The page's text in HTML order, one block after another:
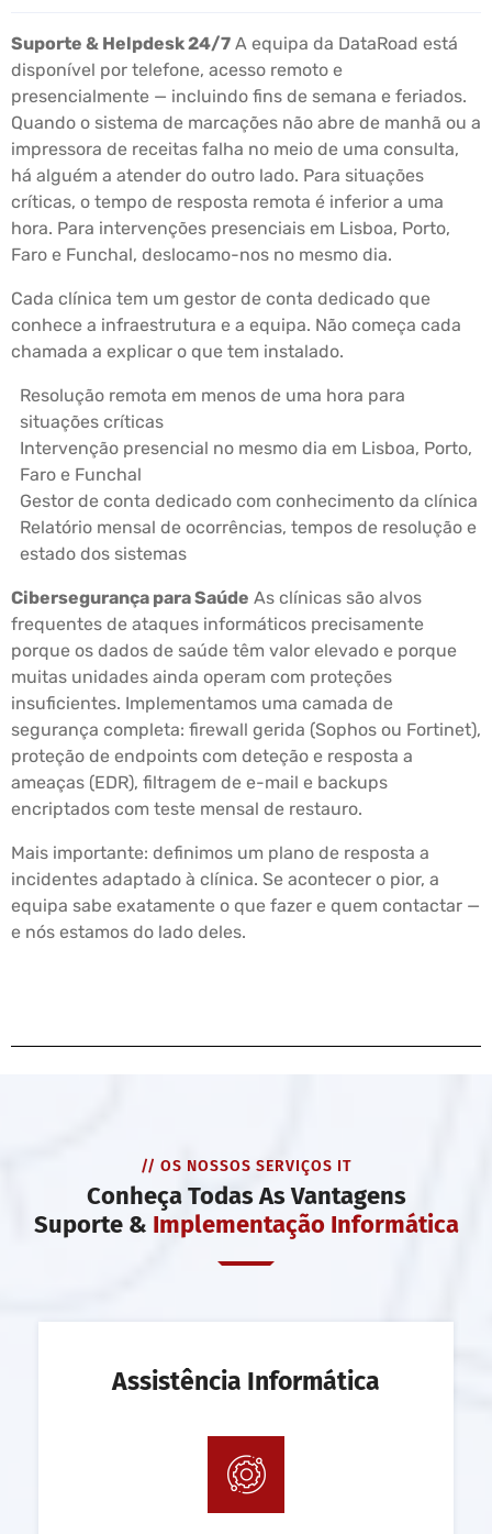
Suporte & Helpdesk 24/7 A equipa da DataRoad está
disponível por telefone, acesso remoto e
presencialmente — incluindo fins de semana e feriados.
Quando o sistema de marcações não abre de manhã ou a
impressora de receitas falha no meio de uma consulta,
há alguém a atender do outro lado. Para situações
críticas, o tempo de resposta remota é inferior a uma
hora. Para intervenções presenciais em Lisboa, Porto,
Faro e Funchal, deslocamo-nos no mesmo dia.
Cada clínica tem um gestor de conta dedicado que
conhece a infraestrutura e a equipa. Não começa cada
chamada a explicar o que tem instalado.
Resolução remota em menos de uma hora para
situações críticas
Intervenção presencial no mesmo dia em Lisboa, Porto,
Faro e Funchal
Gestor de conta dedicado com conhecimento da clínica
Relatório mensal de ocorrências, tempos de resolução e
estado dos sistemas
Cibersegurança para Saúde As clínicas são alvos
frequentes de ataques informáticos precisamente
porque os dados de saúde têm valor elevado e porque
muitas unidades ainda operam com proteções
insuficientes. Implementamos uma camada de
segurança completa: firewall gerida (Sophos ou Fortinet),
proteção de endpoints com deteção e resposta a
ameaças (EDR), filtragem de e-mail e backups
encriptados com teste mensal de restauro.
Mais importante: definimos um plano de resposta a
incidentes adaptado à clínica. Se acontecer o pior, a
equipa sabe exatamente o que fazer e quem contactar —
e nós estamos do lado deles.
// OS NOSSOS SERVIÇOS IT
Conheça Todas As Vantagens
Suporte & Implementação Informática
Assistência Informática